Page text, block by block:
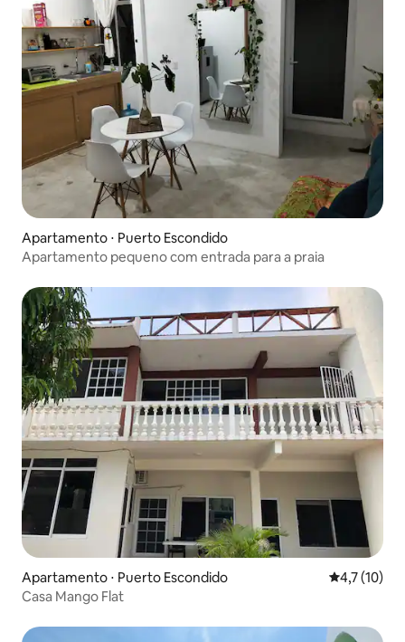
Apartamento ⋅ Puerto Escondido
Apartamento pequeno com entrada para a praia
Apartamento ⋅ Puerto Escondido 4,7 de uma
4,7 (10)
Casa Mango Flat